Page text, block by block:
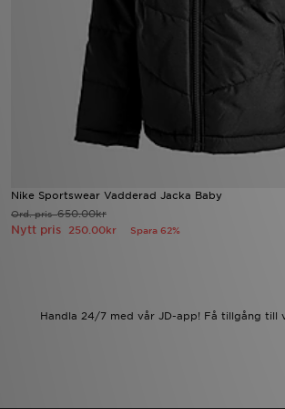
Nike Sportswear Vadderad Jacka Baby
Ord. pris650.00kr
Nytt pris 250.00kr Spara 62%
Handla 24/7 med vår JD-app! Få tillgång till